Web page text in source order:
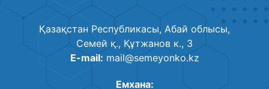
Қазақстан Республикасы, Абай облысы,
Семей қ., Құтжанов к., 3
E-mail: mail@semeyonko.kz
Емхана: